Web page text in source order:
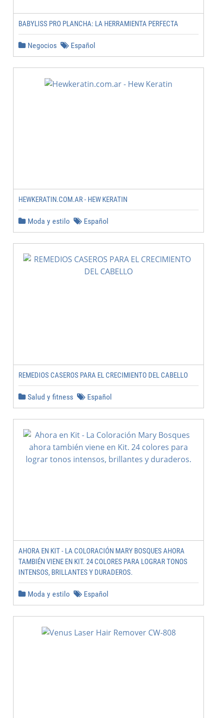
BABYLISS PRO PLANCHA: LA HERRAMIENTA PERFECTA
Negocios Español
HEWKERATIN.COM.AR - HEW KERATIN
Moda y estilo Español
REMEDIOS CASEROS PARA EL CRECIMIENTO DEL CABELLO
Salud y fitness Español
AHORA EN KIT - LA COLORACIÓN MARY BOSQUES AHORA
TAMBIÉN VIENE EN KIT. 24 COLORES PARA LOGRAR TONOS
INTENSOS, BRILLANTES Y DURADEROS.
Moda y estilo Español